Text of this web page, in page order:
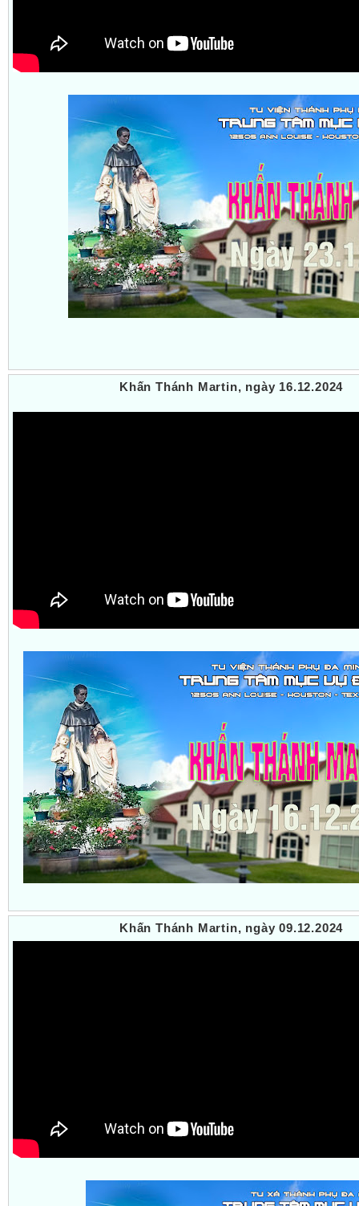
Khấn Thánh Martin, ngày 16.12.2024
Khấn Thánh Martin, ngày 09.12.2024